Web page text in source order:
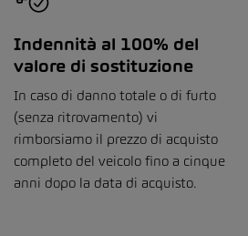
Indennità al 100% del
valore di sostituzione
In caso di danno totale o di furto
(senza ritrovamento) vi
rimborsiamo il prezzo di acquisto
completo del veicolo fino a cinque
anni dopo la data di acquisto.